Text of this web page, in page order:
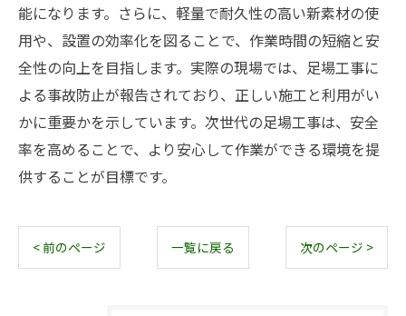
能になります。さらに、軽量で耐久性の高い新素材の使
用や、設置の効率化を図ることで、作業時間の短縮と安
全性の向上を目指します。実際の現場では、足場工事に
よる事故防止が報告されており、正しい施工と利用がい
かに重要かを示しています。次世代の足場工事は、安全
率を高めることで、より安心して作業ができる環境を提
供することが目標です。
< 前のページ 一覧に戻る 次のページ >